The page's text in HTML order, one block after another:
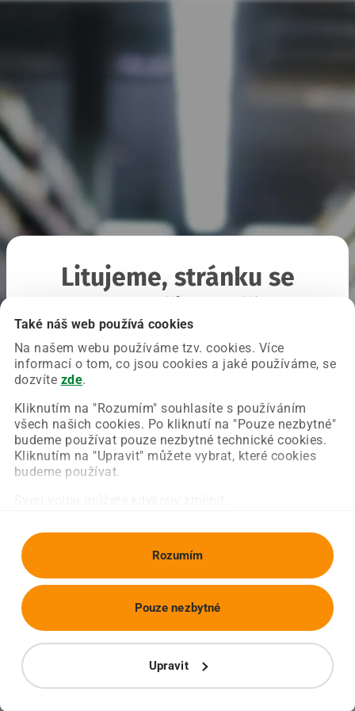
Také náš web používá cookies
Na našem webu používáme tzv. cookies. Více
informací o tom, co jsou cookies a jaké používáme, se
dozvíte zde.
Kliknutím na "Rozumím" souhlasíte s používáním
všech našich cookies. Po kliknutí na "Pouze nezbytné"
budeme používat pouze nezbytné technické cookies.
Kliknutím na "Upravit" můžete vybrat, které cookies
budeme používat.
Rozumím
Upravit
Pouze nezbytné
Litujeme, stránku se
Chyba nastala na naší straně a už ji opravujeme.
Zkuste prosím znovu načíst požadovanou stránku.
Obnovit stránku Úvodní strana